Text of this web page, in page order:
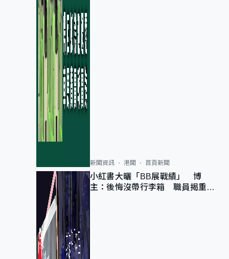
新聞資訊 港聞 首頁新聞
小紅書大曬「BB展戰績」 博
主：後悔沒帶行李箱 職員揭重複